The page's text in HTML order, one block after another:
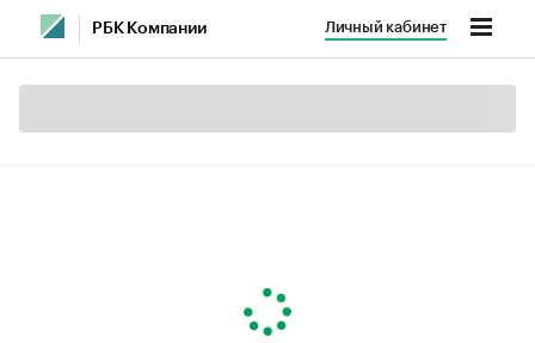
РБК Компании Личный кабинет